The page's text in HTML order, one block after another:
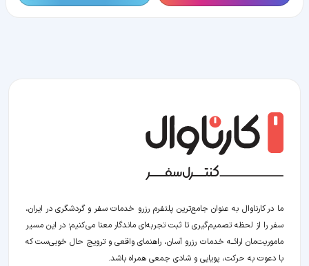
ما در کارناوال به عنوان جامع‌ترین پلتفرم رزرو خدمات سفر و گردشگری در ایران،
سفر را از لحظه‌ تصمیم‌گیری تا ثبت تجربه‌ای ماندگار معنا می‌کنیم؛ در این مسیر‍
ماموریت‌مان اراﺋــﻪ خدمات رزرو آسان، راهنمای واقعی و ترویج حال خوبی‌ست که
با دعوت به حرکت، پویایی و شادی جمعی همراه باشد.